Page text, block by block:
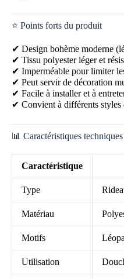
⭐ Points forts du produit
✔ Design bohème moderne
✔ Tissu polyester léger et
✔ Imperméable pour limiter
✔ Peut servir de décoration
✔ Facile à installer et à
✔ Convient à différents styles
📊 Caractéristiques techniques
Caractéristique
Type
Matériau
Motifs
Utilisation